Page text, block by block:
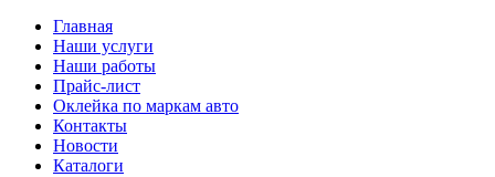
Главная
Наши услуги
Наши работы
Прайс-лист
Оклейка по маркам авто
Контакты
Новости
Каталоги